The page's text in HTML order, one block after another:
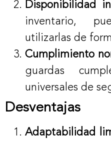
Disponibilidad
inventario,
utilizarlas de
Cumplimiento
guardas
universales de
Desventajas
Adaptabilidad